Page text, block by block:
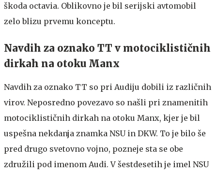
škoda octavia. Oblikovno je bil serijski avtomobil
zelo blizu prvemu konceptu.
Navdih za oznako TT v motociklističnih
dirkah na otoku Manx
Navdih za oznako TT so pri Audiju dobili iz različnih
virov. Neposredno povezavo so našli pri znamenitih
motociklističnih dirkah na otoku Manx, kjer je bil
uspešna nekdanja znamka NSU in DKW. To je bilo še
pred drugo svetovno vojno, pozneje sta se obe
združili pod imenom Audi. V šestdesetih je imel NSU